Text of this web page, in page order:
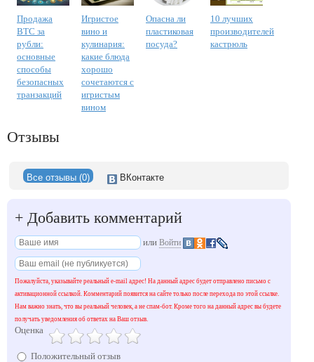
Продажа
BTC за
рубли:
основные
способы
безопасных
транзакций
Игристое
вино и
кулинария:
какие блюда
хорошо
сочетаются с
игристым
вином
Опасна ли
пластиковая
посуда?
10 лучших
производителей
кастрюль
Отзывы
Все отзывы (0) ВКонтакте
+ Добавить комментарий
или Войти
Пожалуйста, указывайте реальный e-mail адрес! На данный адрес будет отправлено письмо с
активационной ссылкой. Комментарий появится на сайте только после перехода по этой ссылке.
Нам важно знать, что вы реальный человек, а не спам-бот. Кроме того на данный адрес вы будете
получать уведомления об ответах на Ваш отзыв.
Оценка
Положительный отзыв